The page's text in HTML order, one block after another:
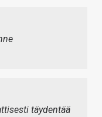
täydentää